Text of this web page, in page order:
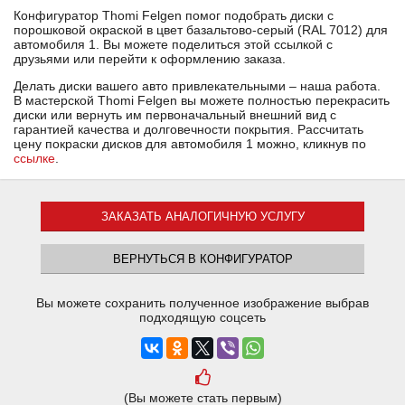
Конфигуратор Thomi Felgen помог подобрать диски с
порошковой окраской в цвет базальтово-серый (RAL 7012) для
автомобиля 1. Вы можете поделиться этой ссылкой с
друзьями или перейти к оформлению заказа.
Делать диски вашего авто привлекательными – наша работа.
В мастерской Thomi Felgen вы можете полностью перекрасить
диски или вернуть им первоначальный внешний вид с
гарантией качества и долговечности покрытия. Рассчитать
цену покраски дисков для автомобиля 1 можно, кликнув по
ссылке.
ЗАКАЗАТЬ АНАЛОГИЧНУЮ УСЛУГУ
ВЕРНУТЬСЯ В КОНФИГУРАТОР
Вы можете сохранить полученное изображение выбрав
подходящую соцсеть
(Вы можете стать первым)